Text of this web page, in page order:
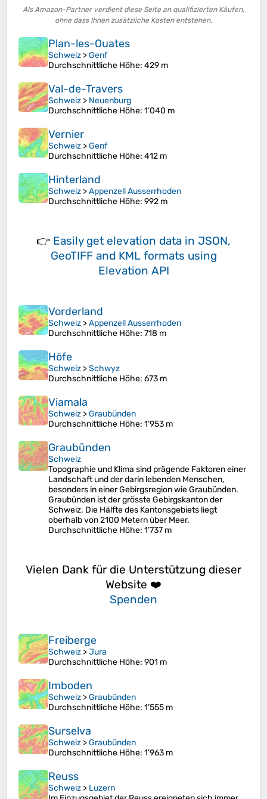
Als Amazon-Partner verdient diese Seite an qualifizierten Käufen,
ohne dass Ihnen zusätzliche Kosten entstehen.
Plan-les-Ouates
Schweiz >Genf
Durchschnittliche Höhe: 429 m
Val-de-Travers
Schweiz > Neuenburg
Durchschnittliche Höhe: 1’040 m
Vernier
Schweiz >Genf
Durchschnittliche Höhe: 412 m
Hinterland
Schweiz >Appenzell Ausserrhoden
Durchschnittliche Höhe: 992 m
👉 Easily get elevation data in JSON,
GeoTIFF and KML formats using
Elevation API
Vorderland
Schweiz >Appenzell Ausserrhoden
Durchschnittliche Höhe: 718 m
Höfe
Schweiz >Schwyz
Durchschnittliche Höhe: 673 m
Viamala
Schweiz >Graubünden
Durchschnittliche Höhe: 1’953 m
Graubünden
Schweiz
Topographie und Klima sind prägende Faktoren einer
Landschaft und der darin lebenden Menschen,
besonders in einer Gebirgsregion wie Graubünden.
Graubünden ist der grösste Gebirgskanton der
Schweiz. Die Hälfte des Kantonsgebiets liegt
oberhalb von 2100 Metern über Meer.
Durchschnittliche Höhe: 1’737 m
Vielen Dank für die Unterstützung dieser
Website ❤️
Spenden
Freiberge
Schweiz >Jura
Durchschnittliche Höhe: 901 m
Imboden
Schweiz >Graubünden
Durchschnittliche Höhe: 1’555 m
Surselva
Schweiz >Graubünden
Durchschnittliche Höhe: 1’963 m
Reuss
Schweiz > Luzern